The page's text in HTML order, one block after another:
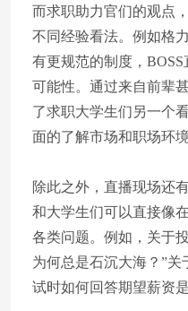
而求职助力官们的观点
不同经验看法。例如格
有更规范的制度，
可能性。通过来自前辈
了求职大学生们另一个
面的了解市场和职场环境
除此之外，直播现场还
和大学生们可以直接像
各类问题。例如，关于
为何总是石沉大海？”
试时如何回答期望薪资是